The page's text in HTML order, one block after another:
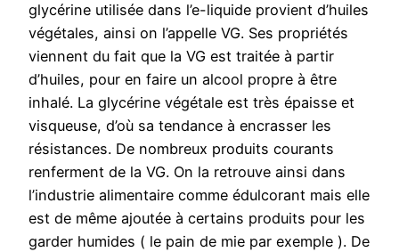
glycérine utilisée dans l’e-liquide provient d’huiles
végétales, ainsi on l’appelle VG. Ses propriétés
viennent du fait que la VG est traitée à partir
d’huiles, pour en faire un alcool propre à être
inhalé. La glycérine végétale est très épaisse et
visqueuse, d’où sa tendance à encrasser les
résistances. De nombreux produits courants
renferment de la VG. On la retrouve ainsi dans
l’industrie alimentaire comme édulcorant mais elle
est de même ajoutée à certains produits pour les
garder humides ( le pain de mie par exemple ). De